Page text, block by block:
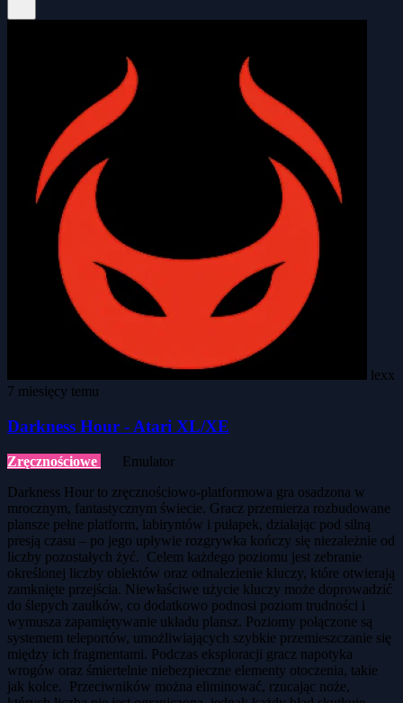
lexx
7 miesięcy temu
Darkness Hour - Atari XL/XE
Zręcznościowe
Emulator
Darkness Hour to zręcznościowo-platformowa gra osadzona w
mrocznym, fantastycznym świecie. Gracz przemierza rozbudowane
plansze pełne platform, labiryntów i pułapek, działając pod silną
presją czasu – po jego upływie rozgrywka kończy się niezależnie od
liczby pozostałych żyć. Celem każdego poziomu jest zebranie
określonej liczby obiektów oraz odnalezienie kluczy, które otwierają
zamknięte przejścia. Niewłaściwe użycie kluczy może doprowadzić
do ślepych zaułków, co dodatkowo podnosi poziom trudności i
wymusza zapamiętywanie układu plansz. Poziomy połączone są
systemem teleportów, umożliwiających szybkie przemieszczanie się
między ich fragmentami. Podczas eksploracji gracz napotyka
wrogów oraz śmiertelnie niebezpieczne elementy otoczenia, takie
jak kolce. Przeciwników można eliminować, rzucając noże,